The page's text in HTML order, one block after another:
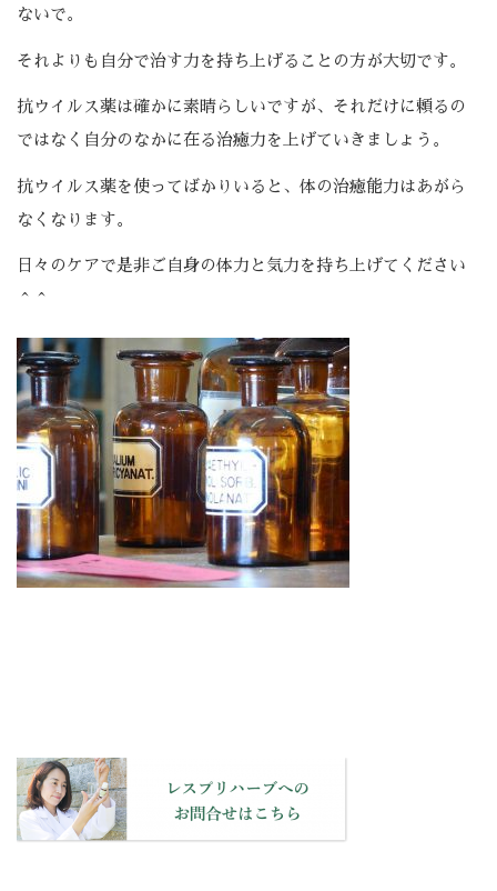
ないで。
それよりも自分で治す力を持ち上げることの方が大切です。
抗ウイルス薬は確かに素晴らしいですが、それだけに頼るの
ではなく自分のなかに在る治癒力を上げていきましょう。
抗ウイルス薬を使ってばかりいると、体の治癒能力はあがら
なくなります。
日々のケアで是非ご自身の体力と気力を持ち上げてください
＾＾